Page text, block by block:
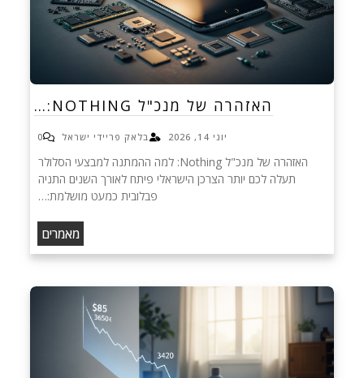
האזהרה של מנכ"ל NOTHING:…
יוני 14, 2026 בלאק פריידי ישראל 0
האזהרה של מנכ"ל Nothing: למה ההמתנה למבצעי הסלולר
תעלה לכם יותר הצרכן הישראלי פיתח לאורך השנים התניה
פבלובית כמעט מושלמת:…
מאמרים